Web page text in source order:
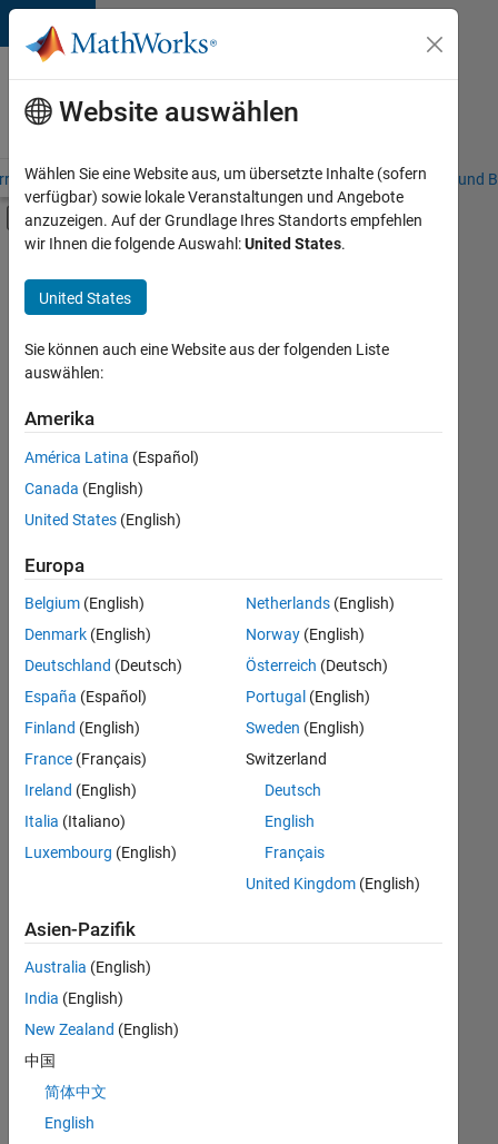
Weiter zum Inhalt
Karriere
bei
MathWorks
– Übersicht Stellensuche Niederlassungen Studierende und
Umschaltung für Off-Canvas-
Hauptinhalt
Commercial Sales
Marketing Services
Legal
Büro- und Verwaltungsdienste
+3
Derzeit
es
keine
offenen
Stellen,
Ihren
Suchkriterien
entsprechen.
können
die
Suchkriterien
weiter
fassen
oder
alle
Stellenangebote
anzeigen .
noch
keine
offenen
Stellen
können,
die
Ihren
Website auswählen
Wählen Sie eine Website aus, um übersetzte Inhalte (sofern
verfügbar) sowie lokale Veranstaltungen und Angebote
anzuzeigen. Auf der Grundlage Ihres Standorts empfehlen
wir Ihnen die folgende Auswahl:United States.
United States
Sie können auch eine Website aus der folgenden Liste
auswählen:
Amerika
América Latina (Español)
Canada (English)
United States (English)
Europa
Belgium (English)
Denmark (English)
Deutschland (Deutsch)
España (Español)
Finland (English)
France (Français)
Ireland (English)
Italia (Italiano)
Luxembourg (English)
Netherlands(English)
Norway(English)
Österreich (Deutsch)
Portugal (English)
Sweden (English)
Switzerland
Deutsch
English
Français
United Kingdom(English)
Asien-Pazifik
Australia (English)
India (English)
New Zealand (English)
中国
简体中文
English